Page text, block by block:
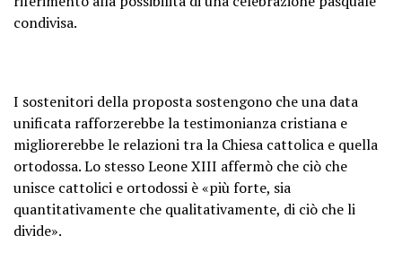
condivisa.
I sostenitori della proposta sostengono che una data
unificata rafforzerebbe la testimonianza cristiana e
migliorerebbe le relazioni tra la Chiesa cattolica e quella
ortodossa. Lo stesso Leone XIII affermò che ciò che
unisce cattolici e ortodossi è «più forte, sia
quantitativamente che qualitativamente, di ciò che li
divide».